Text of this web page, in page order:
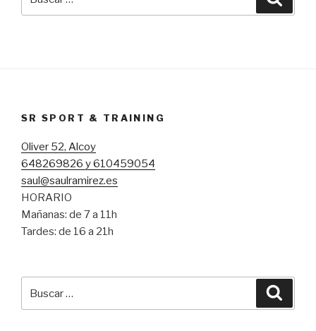
por:
SR SPORT & TRAINING
Oliver 52, Alcoy
648269826 y 610459054
saul@saulramirez.es
HORARIO
Mañanas: de 7 a 11h
Tardes: de 16 a 21h
por: